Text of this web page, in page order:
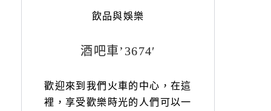
飲品與娛樂
酒吧車’3674′
歡迎來到我們火車的中心，在這
裡，享受歡樂時光的人們可以一